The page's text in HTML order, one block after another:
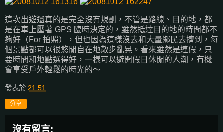
這次出遊還真的是完全沒有規劃，不管是路線、目的地，都
是在車上壓著 GPS 臨時決定的，雖然抵達目的地的時間都不
夠好（For 拍照），但也因為這樣沒去和大量鄉民去擠到，每
個景點都可以很悠閒自在地散步亂晃。看來雖然是連假，只
要時間和地點選得好，一樣可以避開假日休閒的人潮，有機
會享受戶外輕鬆的時光的～
發表於 21:51
分享
沒有留言: